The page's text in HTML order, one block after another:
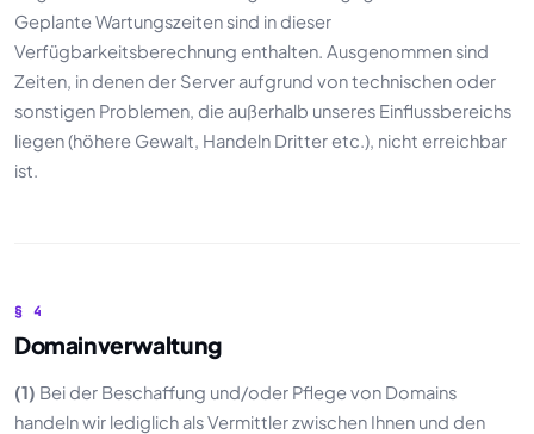
Geplante Wartungszeiten sind in dieser
Verfügbarkeitsberechnung enthalten. Ausgenommen sind
Zeiten, in denen der Server aufgrund von technischen oder
sonstigen Problemen, die außerhalb unseres Einflussbereichs
liegen (höhere Gewalt, Handeln Dritter etc.), nicht erreichbar
ist.
§ 4
Domainverwaltung
(1) Bei der Beschaffung und/oder Pflege von Domains
handeln wir lediglich als Vermittler zwischen Ihnen und den